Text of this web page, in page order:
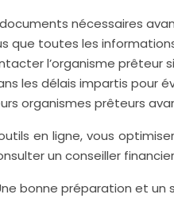
nécessaires
que toutes les
l’organisme
les délais impartis pour
organismes prêteurs
en ligne, vous
un conseiller
bonne préparation et un